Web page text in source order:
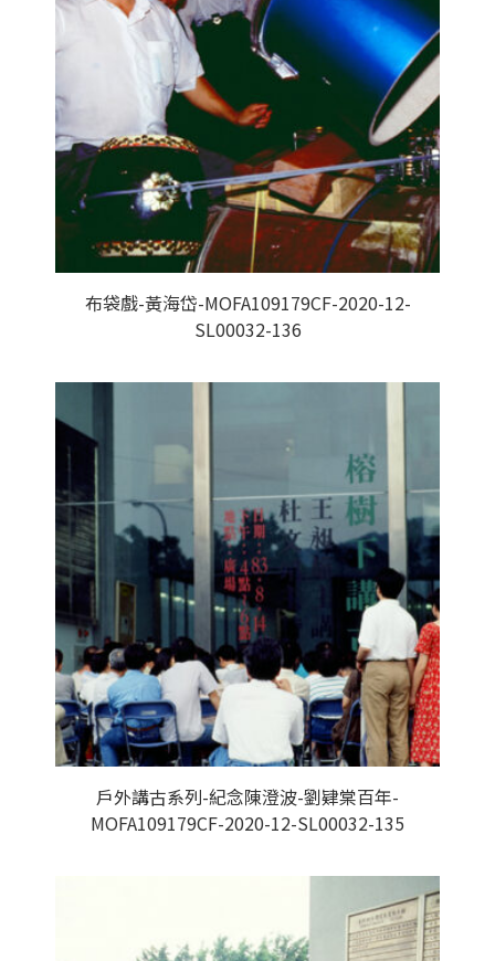
布袋戲-黃海岱-MOFA109179CF-2020-12-
SL00032-136
戶外講古系列-紀念陳澄波-劉肄棠百年-
MOFA109179CF-2020-12-SL00032-135